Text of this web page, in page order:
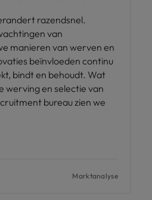
razendsnel.
van
manieren van werven en
beïnvloeden continu
bindt en behoudt. Wat
werving en selectie van
bureau zien we
Marktanalyse